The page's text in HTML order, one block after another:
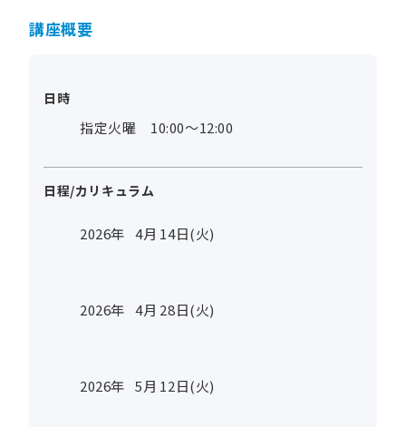
講座概要
日時
指定火曜 10:00～12:00
日程/カリキュラム
2026年 4月 14日(火)
2026年 4月 28日(火)
2026年 5月 12日(火)